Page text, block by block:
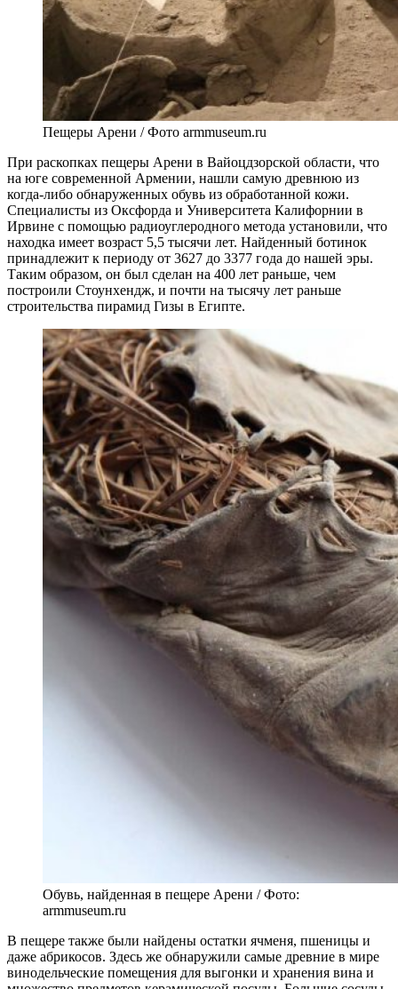
Пещеры Арени / Фото armmuseum.ru
При раскопках пещеры Арени в Вайоцдзорской области, что
на юге современной Армении, нашли самую древнюю из
когда-либо обнаруженных обувь из обработанной кожи.
Специалисты из Оксфорда и Университета Калифорнии в
Ирвине с помощью радиоуглеродного метода установили, что
находка имеет возраст 5,5 тысячи лет. Найденный ботинок
принадлежит к периоду от 3627 до 3377 года до нашей эры.
Таким образом, он был сделан на 400 лет раньше, чем
построили Стоунхендж, и почти на тысячу лет раньше
строительства пирамид Гизы в Египте.
Обувь, найденная в пещере Арени / Фото:
armmuseum.ru
В пещере также были найдены остатки ячменя, пшеницы и
даже абрикосов. Здесь же обнаружили самые древние в мире
винодельческие помещения для выгонки и хранения вина и